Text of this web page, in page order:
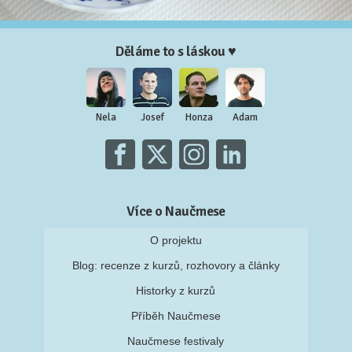
Děláme to s láskou ♥
Nela Josef Honza Adam
Více o Naučmese
O projektu
Blog: recenze z kurzů, rozhovory a články
Historky z kurzů
Příběh Naučmese
Naučmese festivaly